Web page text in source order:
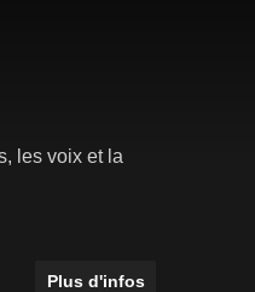
les voix et la
Plus d'infos